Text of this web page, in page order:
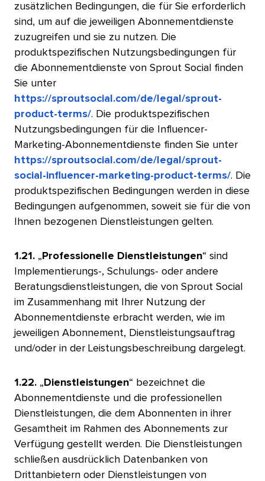
zusätzlichen Bedingungen, die für Sie erforderlich
sind, um auf die jeweiligen Abonnementdienste
zuzugreifen und sie zu nutzen. Die
produktspezifischen Nutzungsbedingungen für
die Abonnementdienste von Sprout Social finden
Sie unter
https://sproutsocial.com/de/legal/sprout-
product-terms/. Die produktspezifischen
Nutzungsbedingungen für die Influencer-
Marketing-Abonnementdienste finden Sie unter
https://sproutsocial.com/de/legal/sprout-
social-influencer-marketing-product-terms/. Die
produktspezifischen Bedingungen werden in diese
Bedingungen aufgenommen, soweit sie für die von
Ihnen bezogenen Dienstleistungen gelten.​​
1.21. „ Professionelle Dienstleistungen“ sind
Implementierungs-, Schulungs- oder andere
Beratungsdienstleistungen, die von Sprout Social
im Zusammenhang mit Ihrer Nutzung der
Abonnementdienste erbracht werden, wie im
jeweiligen Abonnement, Dienstleistungsauftrag
und/oder in der Leistungsbeschreibung dargelegt.
1.22. „ Dienstleistungen“ bezeichnet die
Abonnementdienste und die professionellen
Dienstleistungen, die dem Abonnenten in ihrer
Gesamtheit im Rahmen des Abonnements zur
Verfügung gestellt werden. Die Dienstleistungen
schließen ausdrücklich Datenbanken von
Drittanbietern oder Dienstleistungen von